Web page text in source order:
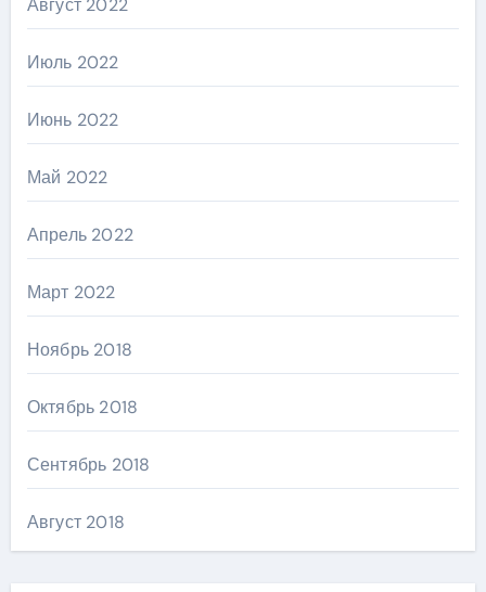
Август 2022
Июль 2022
Июнь 2022
Май 2022
Апрель 2022
Март 2022
Ноябрь 2018
Октябрь 2018
Сентябрь 2018
Август 2018